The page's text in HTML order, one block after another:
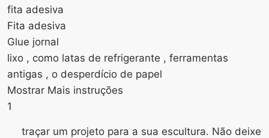
fita adesiva
Fita adesiva
Glue jornal
lixo , como latas de refrigerante , ferramentas
antigas , o desperdício de papel
Mostrar Mais instruções
1
traçar um projeto para a sua escultura. Não deixe